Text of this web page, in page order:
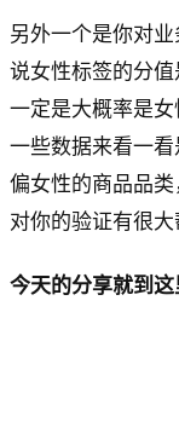
另外一个是你对
说女性标签的分
一定是大概率是
一些数据来看一
偏女性的商品品
对你的验证有很大
今天的分享就到这